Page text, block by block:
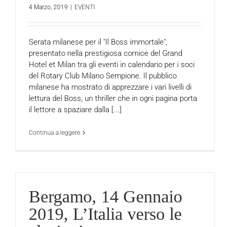
4 Marzo, 2019 | EVENTI
Serata milanese per il "Il Boss immortale",
presentato nella prestigiosa cornice del Grand
Hotel et Milan tra gli eventi in calendario per i soci
del Rotary Club Milano Sempione. Il pubblico
milanese ha mostrato di apprezzare i vari livelli di
lettura del Boss, un thriller che in ogni pagina porta
il lettore a spaziare dalla [...]
Continua a leggere
Bergamo, 14 Gennaio
2019, L’Italia verso le